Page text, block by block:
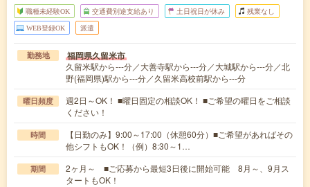
職種未経験OK 交通費別途支給あり 土日祝日が休み 残業なし
WEB登録OK 派遣
勤務地 福岡県久留米市
久留米駅から---分／大善寺駅から---分／大城駅から---分／北
野(福岡県)駅から---分／久留米高校前駅から---分
曜日頻度
週2日～OK！ ■曜日固定の相談OK！ ■ご希望の曜日をご相談
ください！
時間
【日勤のみ】9:00～17:00（休憩60分）■ご希望があればその
他シフトもOK！（例）8:30～1…
期間
2ヶ月～ ■ご応募から最短3日後に開始可能 8月～、9月ス
タートもOK！